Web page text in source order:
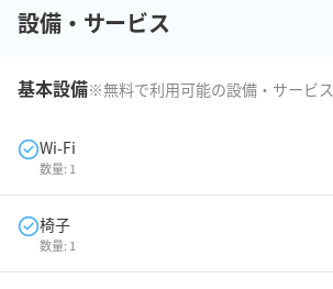
設備・サービス
基本設備※無料で利用可能の設備・サービス
Wi-Fi
数量: 1
椅子
数量: 1